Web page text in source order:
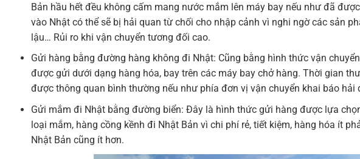
Bản hầu hết đều không cấm mang nước mắm lên máy bay nếu như đã
vào Nhật có thể sẽ bị hải quan từ chối cho nhập cảnh vì nghi ngờ các sản
lậu… Rủi ro khi vận chuyển tương đối cao.
Gửi hàng bằng đường hàng không đi Nhật: Cũng bằng hình thức vận
được gửi dưới dạng hàng hóa, bay trên các máy bay chở hàng. Thời gian
được thông quan bình thường nếu như phía đơn vị vận chuyển khai báo hải
Gửi mắm đi Nhật bằng đường biển: Đây là hình thức gửi hàng được lựa
loại mắm, hàng cồng kềnh đi Nhật Bản vì chi phí rẻ, tiết kiệm, hàng hóa ít
Nhật Bản cũng ít hơn.